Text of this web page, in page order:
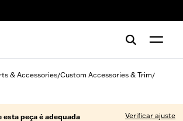
& Accessories/Custom Accessories & Trim/
peça é adequada Verificar ajuste